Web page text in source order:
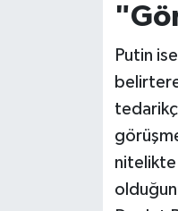
Putin
nitelikte